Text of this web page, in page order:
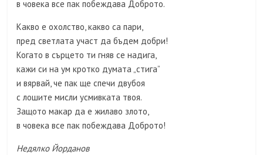
в човека все пак побеждава Доброто.
Какво е охолство, какво са пари,
пред светлата участ да бъдем добри!
Когато в сърцето ти гняв се надига,
кажи си на ум кротко думата „стига”
и вярвай, че пак ще спечи двубоя
с лошите мисли усмивката твоя.
Защото макар да е жилаво злото,
в човека все пак побеждава Доброто!
Недялко Йорданов